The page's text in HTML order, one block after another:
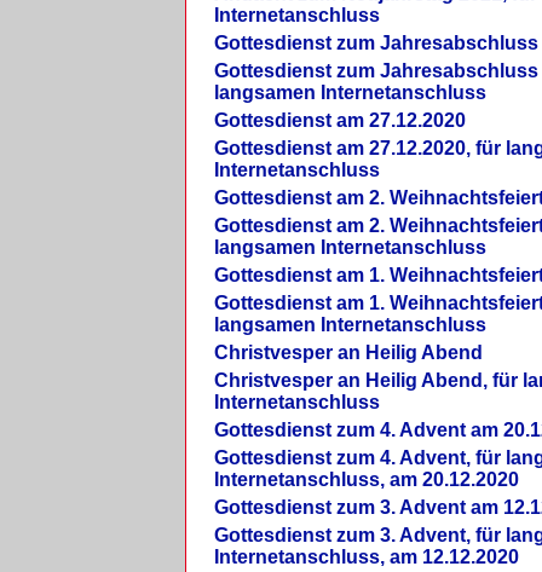
Internetanschluss
Gottesdienst zum Jahresabschluss
Gottesdienst zum Jahresabschluss
langsamen Internetanschluss
Gottesdienst am 27.12.2020
Gottesdienst am 27.12.2020, für
Internetanschluss
Gottesdienst am 2.
Gottesdienst am 2.
langsamen Internetanschluss
Gottesdienst am 1.
Gottesdienst am 1.
langsamen Internetanschluss
Christvesper an Heilig Abend
Christvesper an Heilig Abend, für
Internetanschluss
Gottesdienst zum 4. Advent am
Gottesdienst zum 4. Advent, für
Internetanschluss, am 20.12.2020
Gottesdienst zum 3. Advent am
Gottesdienst zum 3. Advent, für
Internetanschluss, am 12.12.2020